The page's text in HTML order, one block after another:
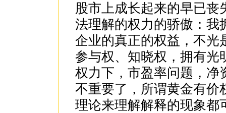
股市上成长起来的早已丧
法理解的权力的骄傲：我
企业的真正的权益，不光
参与权、知晓权，拥有光
权力下，市盈率问题，净
不重要了，所谓黄金有价
理论来理解解释的现象都